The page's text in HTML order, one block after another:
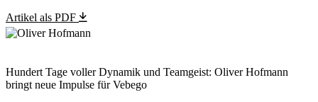
Artikel als PDF
Hundert Tage voller Dynamik und Teamgeist: Oliver Hofmann
bringt neue Impulse für Vebego